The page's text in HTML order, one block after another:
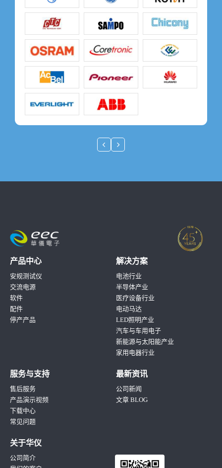
产品中心
安规测试仪
交流电源
软件
配件
停产产品
解决方案
电池行业
半导体产业
医疗设备行业
电动马达
LED照明产业
汽车与车用电子
新能源与太阳能产业
家用电器行业
服务与支持
售后服务
产品演示视频
下载中心
常见问题
最新资讯
公司新闻
文章 BLOG
关于华仪
公司简介